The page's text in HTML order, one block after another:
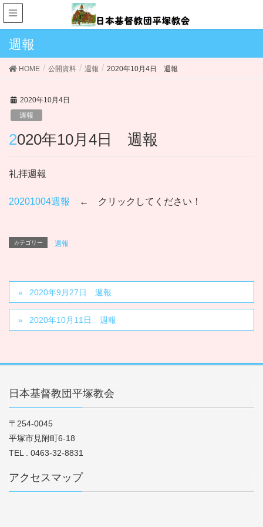
週報
HOME 公開資料 週報 2020年10月4日 週報
2020年10月4日
週報
2020年10月4日 週報
礼拝週報
20201004週報 ← クリックしてください！
カテゴリー 週報
2020年9月27日 週報
2020年10月11日 週報
日本基督教団平塚教会
〒254-0045
平塚市見附町6-18
TEL . 0463-32-8831
アクセスマップ